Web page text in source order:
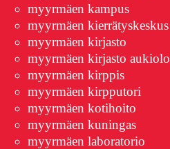
myyrmäen kampus
myyrmäen kierrätyskeskus
myyrmäen kirjasto
myyrmäen kirjasto aukiolo
myyrmäen kirppis
myyrmäen kirpputori
myyrmäen kotihoito
myyrmäen kuningas
myyrmäen laboratorio